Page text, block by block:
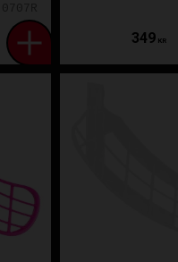
349 KR